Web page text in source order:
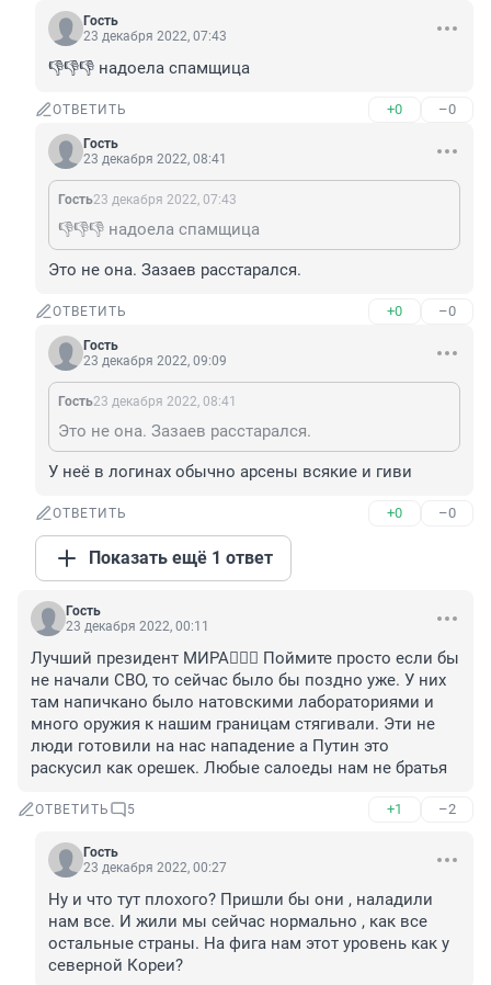
Гость
23 декабря 2022, 07:43
👎👎👎 надоела спамщица
ОТВЕТИТЬ +0 –0
Гость
23 декабря 2022, 08:41
Гость23 декабря 2022, 07:43
👎👎👎 надоела спамщица
Это не она. Зазаев расстарался.
ОТВЕТИТЬ +0 –0
Гость
23 декабря 2022, 09:09
Гость23 декабря 2022, 08:41
Это не она. Зазаев расстарался.
У неё в логинах обычно арсены всякие и гиви
ОТВЕТИТЬ +0 –0
Показать ещё 1 ответ
Гость
23 декабря 2022, 00:11
Лучший президент МИРА🙋🏻‍♂️ Поймите просто если бы
не начали СВО, то сейчас было бы поздно уже. У них
там напичкано было натовскими лабораториями и
много оружия к нашим границам стягивали. Эти не
люди готовили на нас нападение а Путин это
раскусил как орешек. Любые салоеды нам не братья
ОТВЕТИТЬ 5 +1 –2
Гость
23 декабря 2022, 00:27
Ну и что тут плохого? Пришли бы они , наладили
нам все. И жили мы сейчас нормально , как все
остальные страны. На фига нам этот уровень как у
северной Кореи?